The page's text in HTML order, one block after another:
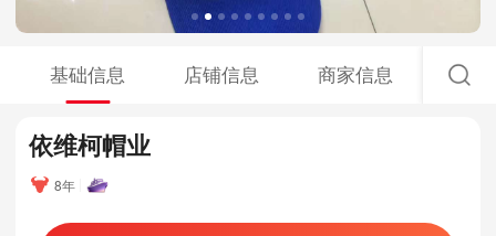
基础信息 店铺信息 商家信息
依维柯帽业
8年